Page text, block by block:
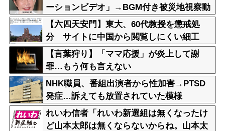
ーションビデオ」→BGM付き被災地視察動
画に批判殺到
【六四天安門】東大、60代教授を懲戒処
分 サイトに中国から閲覧しにくい細工
【言葉狩り】「ママ応援」が炎上して謝
罪…もう何も言えない
NHK職員、番組出演者から性加害→PTSD
発症…訴えても放置されていた模様
れいわ信者「れいわ新選組は無くなったけ
ど山本太郎は無くならないからね。山本太